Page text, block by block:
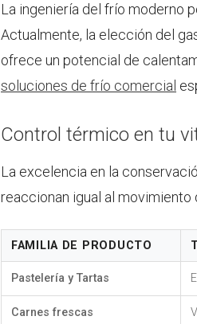
La ingeniería del frío moderno
Actualmente, la elección del
ofrece un potencial de
soluciones de frío comercial
Control térmico en tu
La excelencia en la
reaccionan igual al
FAMILIA DE PRODUCTO
Pastelería y Tartas
Carnes frescas